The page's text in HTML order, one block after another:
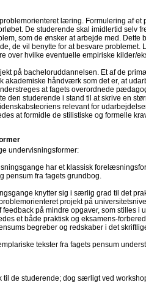
læring. Formulering af et
De studerende skal imidlertid selv
som de ønsker at arbejde med. Dette
de vil benytte for at besvare problemet.
over hvilke eventuelle empiriske kilder/
på bacheloruddannelsen. Et af de
akademiske håndværk som det er, at
at fagets overordnede
den studerende i stand til at skrive en
relevant for
at formidle de stilistiske og formelle
undervisningsformer:
har et klassisk
pensum fra fagets grundbog.
knytter sig i særlig grad til det
projekt på
på mindre opgaver, som stilles i
et både praktisk og eksamens-
begreber og redskaber i det
tekster fra fagets pensum
til de studerende; dog særligt ved